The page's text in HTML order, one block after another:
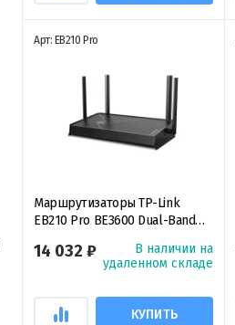
Арт: EB210 Pro
Маршрутизаторы TP-Link
EB210 Pro BE3600 Dual-Band
двухдиапазонный
маршрутизатор Wi‑Fi 7
14 032 ₽
В наличии на
удаленном складе
КУПИТЬ